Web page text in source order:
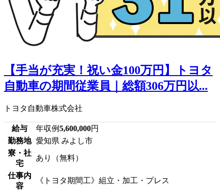
【手当が充実！祝い金100万円】トヨタ
自動車の期間従業員｜総額306万円以...
トヨタ自動車株式会社
給与 年収例5,600,000円
勤務地 愛知県 みよし市
寮・社
宅
あり（無料）
仕事内
容
《トヨタ期間工》組立・加工・プレス